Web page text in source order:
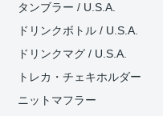
タンブラー / U.S.A.
ドリンクボトル / U.S.A.
ドリンクマグ / U.S.A.
トレカ・チェキホルダー
ニットマフラー